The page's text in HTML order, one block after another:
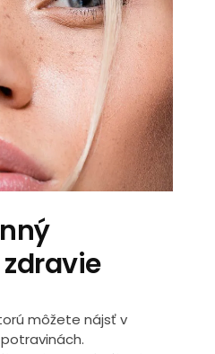
môžete nájsť v